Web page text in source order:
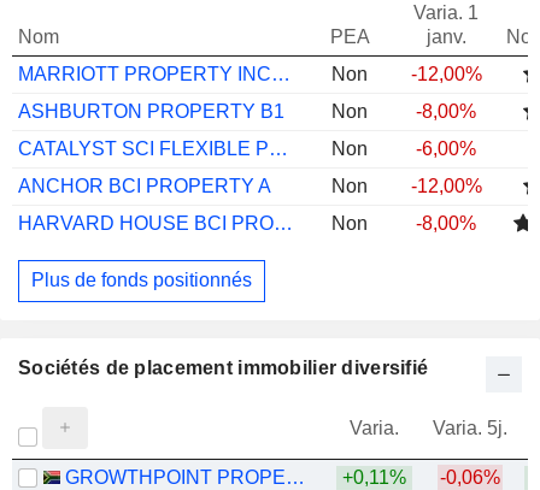
Nom PEA
Varia. 1
janv.
MARRIOTT PROPERTY INCOME C
Non
-12,00%
ASHBURTON PROPERTY B1
Non
-8,00%
CATALYST SCI FLEXIBLE PROPERTY A
Non
-6,00%
ANCHOR BCI PROPERTY A
Non
-12,00%
HARVARD HOUSE BCI PROPERTY A
Non -8,00%
Plus de fonds positionnés
Sociétés de placement immobilier diversifié
Varia. Varia. 5j.
GROWTHPOINT PROPERTIES LIMITED +0,11% -0,06%